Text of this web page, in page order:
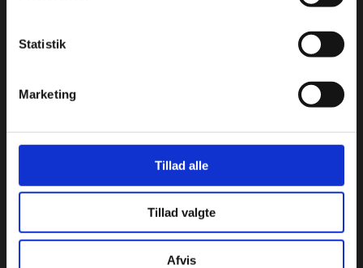
Statistik
Marketing
Tillad alle
Tillad valgte
Afvis
conditorivarer/emballage til Konditorier, Konfekture, Hotel &
Roskildevej 30, 2620 Albertslund
CVR 38233165
KATALOG
Aromastoffer